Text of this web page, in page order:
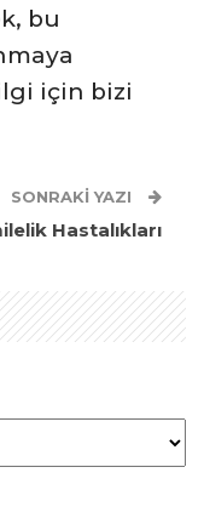
bu
için bizi
SONRAKI YAZI
Hastalıkları